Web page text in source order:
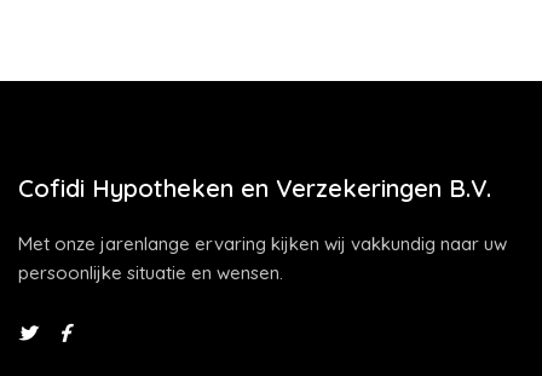
Cofidi Hypotheken en Verzekeringen B.V.
Met onze jarenlange ervaring kijken wij vakkundig naar uw
persoonlijke situatie en wensen.